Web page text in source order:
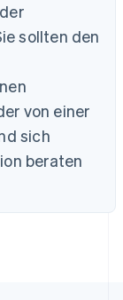
sollten den
von einer
sich
beraten